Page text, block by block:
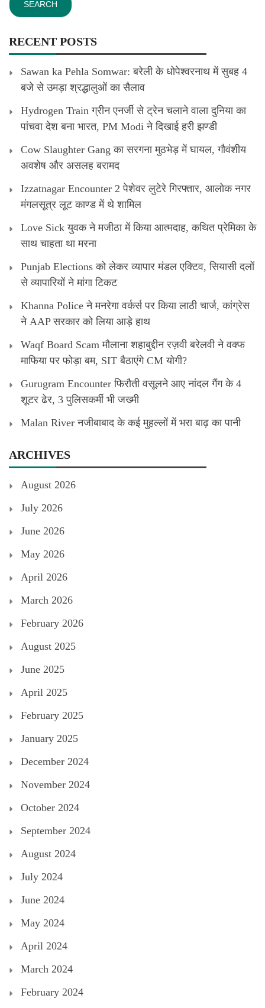
RECENT POSTS
Sawan ka Pehla Somwar: बरेली के धोपेश्वरनाथ में सुबह 4
बजे से उमड़ा श्रद्धालुओं का सैलाव
Hydrogen Train ग्रीन एनर्जी से ट्रेन चलाने वाला दुनिया का
पांचवा देश बना भारत, PM Modi ने दिखाई हरी झण्डी
Cow Slaughter Gang का सरगना मुठभेड़ में घायल, गौवंशीय
अवशेष और असलह बरामद
Izzatnagar Encounter 2 पेशेवर लुटेरे गिरफ्तार, आलोक नगर
मंगलसूत्र लूट काण्‍ड में थे शामिल
Love Sick युवक ने मजीठा में किया आत्मदाह, कथित प्रेमिका के
साथ चाहता था मरना
Punjab Elections को लेकर व्यापार मंडल एक्टिव, सियासी दलों
से व्यापारियों ने मांगा टिकट
Khanna Police ने मनरेगा वर्कर्स पर किया लाठी चार्ज, कांग्रेस
ने AAP सरकार को लिया आड़े हाथ
Waqf Board Scam मौलाना शहाबुद्दीन रज़वी बरेलवी ने वक्फ
माफिया पर फोड़ा बम, SIT बैठाएंगे CM योगी?
Gurugram Encounter फिरौती वसूलने आए नांदल गैंग के 4
शूटर ढेर, 3 पुलिसकर्मी भी जख्मी
Malan River नजीबाबाद के कई मुहल्लों में भरा बाढ़ का पानी
ARCHIVES
August 2026
July 2026
June 2026
May 2026
April 2026
March 2026
February 2026
August 2025
June 2025
April 2025
February 2025
January 2025
December 2024
November 2024
October 2024
September 2024
August 2024
July 2024
June 2024
May 2024
April 2024
March 2024
February 2024